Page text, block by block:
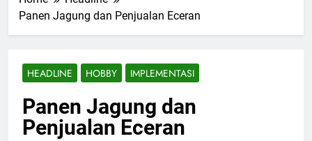
Panen Jagung dan Penjualan Eceran
HEADLINE HOBBY IMPLEMENTASI
Panen Jagung dan
Penjualan Eceran